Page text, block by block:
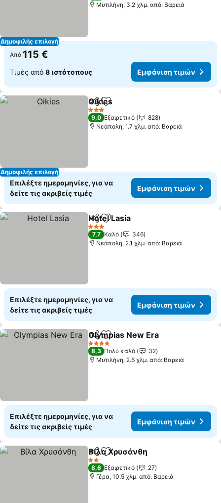
Δημοφιλής επιλογή
Μυτιλήνη, 3.2 χλμ. από: Βαρειά
Από 115 €
Τιμές από 8 ιστότοπους Εμφάνιση τιμών
Δημοφιλής επιλογή
Κοινοποίηση
Προσθήκη στα αγαπημένα
Oikies
3 Αστέρια
9,0 Εξαιρετικό
828
Νεάπολη, 1.7 χλμ. από: Βαρειά
Επιλέξτε ημερομηνίες, για να
δείτε τις ακριβείς τιμές
Εμφάνιση τιμών
Κοινοποίηση
Προσθήκη στα αγαπημένα
Hotel Lasia
3 Αστέρια
7,7 Καλό
346
Νεάπολη, 2.1 χλμ. από: Βαρειά
Επιλέξτε ημερομηνίες, για να
δείτε τις ακριβείς τιμές
Εμφάνιση τιμών
Κοινοποίηση
Προσθήκη στα αγαπημένα
Olympias New Era
4 Αστέρια
8,3 Πολύ καλό
32
Μυτιλήνη, 2.6 χλμ. από: Βαρειά
Επιλέξτε ημερομηνίες, για να
δείτε τις ακριβείς τιμές
Εμφάνιση τιμών
Κοινοποίηση
Προσθήκη στα αγαπημένα
Βίλα Χρυσάνθη
2 Αστέρια
8,6 Εξαιρετικό
27
Γέρα, 10.5 χλμ. από: Βαρειά